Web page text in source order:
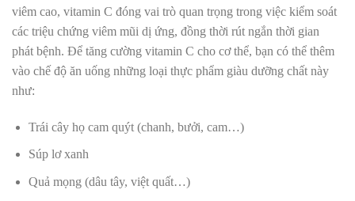
viêm cao, vitamin C đóng vai trò quan trọng trong việc kiểm soát
các triệu chứng viêm mũi dị ứng, đồng thời rút ngắn thời gian
phát bệnh. Để tăng cường vitamin C cho cơ thể, bạn có thể thêm
vào chế độ ăn uống những loại thực phẩm giàu dưỡng chất này
như:
Trái cây họ cam quýt (chanh, bưởi, cam…)
Súp lơ xanh
Quả mọng (dâu tây, việt quất…)